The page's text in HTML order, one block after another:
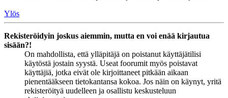
Ylös
Rekisteröidyin joskus aiemmin, mutta en voi enää kirjautua
sisään?!
On mahdollista, että ylläpitäjä on poistanut käyttäjätilisi
käytöstä jostain syystä. Useat foorumit myös poistavat
käyttäjiä, jotka eivät ole kirjoittaneet pitkään aikaan
pienentääkseen tietokantansa kokoa. Jos näin on käynyt, yritä
rekisteröityä uudelleen ja osallistu keskusteluun